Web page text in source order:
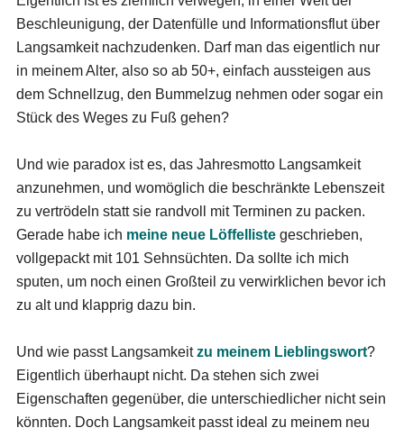
Beschleunigung, der Datenfülle und Informationsflut über
Langsamkeit nachzudenken. Darf man das eigentlich nur
in meinem Alter, also so ab 50+, einfach aussteigen aus
dem Schnellzug, den Bummelzug nehmen oder sogar ein
Stück des Weges zu Fuß gehen?
Und wie paradox ist es, das Jahresmotto Langsamkeit
anzunehmen, und womöglich die beschränkte Lebenszeit
zu vertrödeln statt sie randvoll mit Terminen zu packen.
Gerade habe ich meine neue Löffellistegeschrieben,
vollgepackt mit 101 Sehnsüchten. Da sollte ich mich
sputen, um noch einen Großteil zu verwirklichen bevor ich
zu alt und klapprig dazu bin.
Und wie passt Langsamkeitzu meinem Lieblingswort?
Eigentlich überhaupt nicht. Da stehen sich zwei
Eigenschaften gegenüber, die unterschiedlicher nicht sein
könnten. Doch Langsamkeit passt ideal zu meinem neu